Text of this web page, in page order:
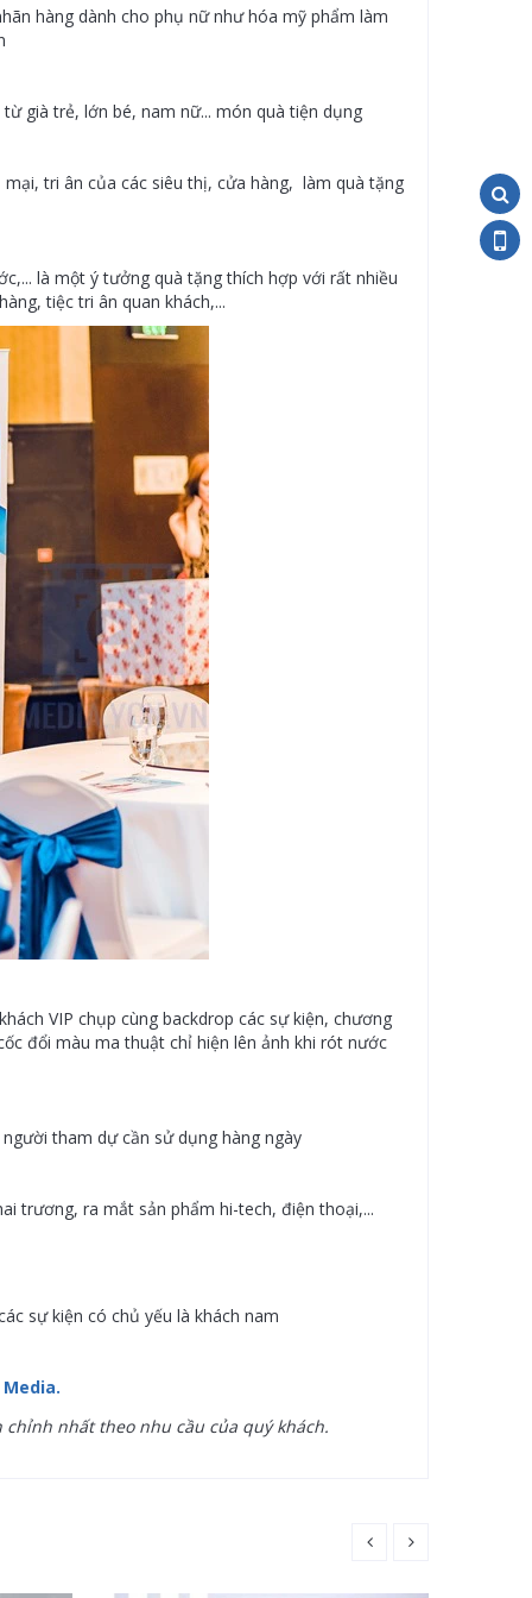
hàng dành cho phụ nữ như hóa mỹ phẩm làm
già trẻ, lớn bé, nam nữ... món quà tiện dụng
tri ân của các siêu thị, cửa hàng, làm quà tặng
là một ý tưởng quà tặng thích hợp với rất nhiều
tiệc tri ân quan khách,...
VIP chụp cùng backdrop các sự kiện, chương
đổi màu ma thuật chỉ hiện lên ảnh khi rót nước
tham dự cần sử dụng hàng ngày
trương, ra mắt sản phẩm hi-tech, điện thoại,...
sự kiện có chủ yếu là khách nam
Media.
nhất theo nhu cầu của quý khách.